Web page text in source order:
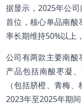
据显示，2025年公
首位，核心单品南酸
率长期维持50%以上
公司有两款主要南酸
产品包括南酸枣凝
（包括脐橙、青梅
2023年至2025年期